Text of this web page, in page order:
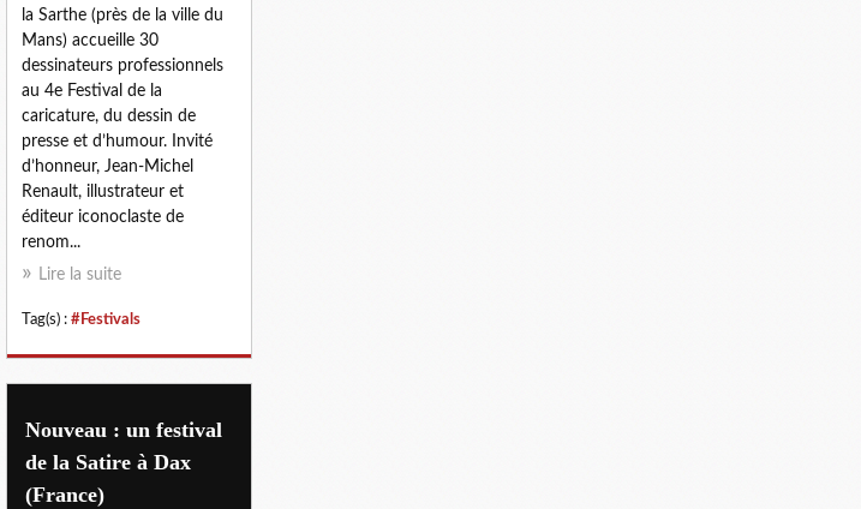
la Sarthe (près de la ville du
Mans) accueille 30
dessinateurs professionnels
au 4e Festival de la
caricature, du dessin de
presse et d’humour. Invité
d’honneur, Jean-Michel
Renault, illustrateur et
éditeur iconoclaste de
renom...
Lire la suite
Tag(s) : #Festivals
Nouveau : un festival
de la Satire à Dax
(France)